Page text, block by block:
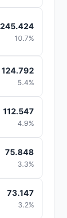
245.424
10.7%
124.792
5.4%
112.547
4.9%
75.848
3.3%
73.147
3.2%